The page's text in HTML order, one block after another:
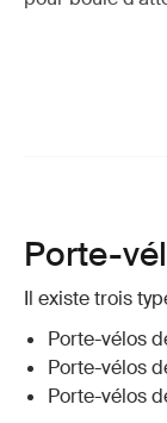
Porte-
Il existe trois
Porte-vélos
Porte-vélos
Porte-vélos